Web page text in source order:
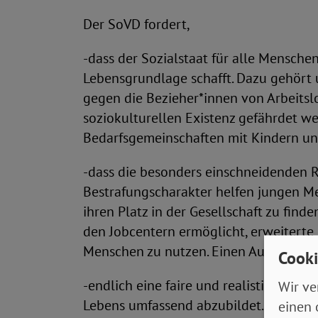
Der SoVD fordert,
-dass der Sozialstaat für alle
Lebensgrundlage schafft. Dazu
gegen die Bezieher*innen von
soziokulturellen Existenz gefährdet
Bedarfsgemeinschaften mit Kindern
-dass die besonders
Bestrafungscharakter helfen jungen
ihren Platz in der Gesellschaft zu
den Jobcentern ermöglicht,
Menschen zu nutzen. Einen
-endlich eine faire und realistische
Lebens umfassend abzubildet. Eine
Wir
einen